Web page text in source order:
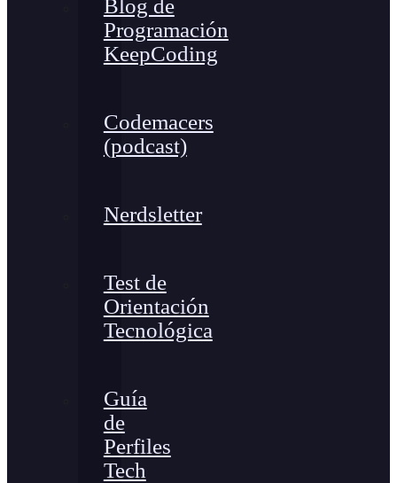
Blog de
Programación
KeepCoding
Codemacers
(podcast)
Nerdsletter
Test de
Orientación
Tecnológica
Guía
de
Perfiles
Tech